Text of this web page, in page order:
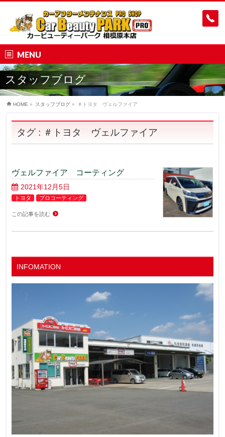
MENU
スタッフブログ
HOME » スタッフブログ » ＃トヨタ ヴェルファイア
タグ : ＃トヨタ ヴェルファイア
ヴェルファイア コーティング
2021年12月5日
トヨタ プロコーティング
この記事を読む
INFOMATION